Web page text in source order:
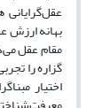
بهانه ارزش
مقام عقل
گزاره را
اختیار